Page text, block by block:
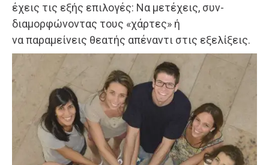
έχεις τις εξής επιλογές: Να μετέχεις, συν-
διαμορφώνοντας τους «χάρτες» ή
να παραμείνεις θεατής απέναντι στις εξελίξεις.